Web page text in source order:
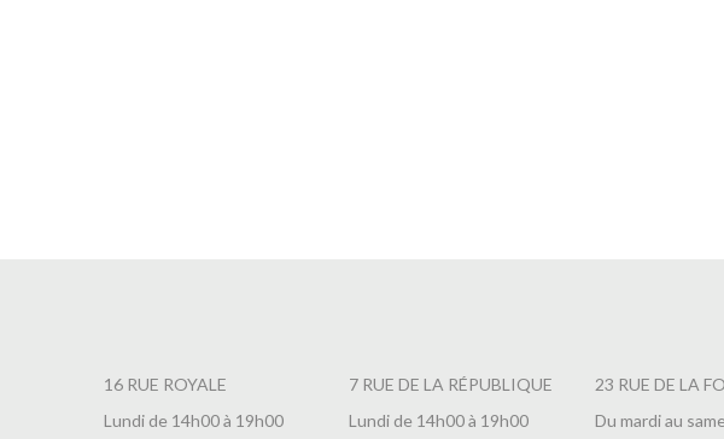
16 RUE ROYALE
Lundi de 14h00 à 19h00
7 RUE DE LA RÉPUBLIQUE
Lundi de 14h00 à 19h00
23 RUE DE LA
Du mardi au